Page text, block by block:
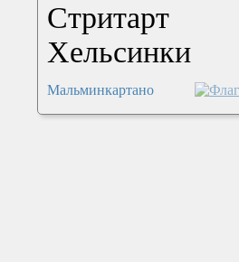
Стритарт
Хельсинки
Мальминкартано